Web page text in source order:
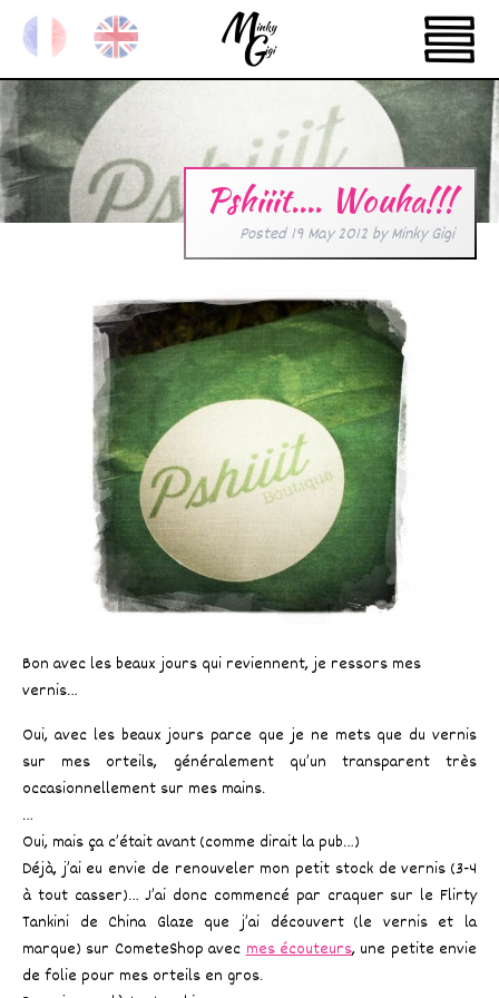
Pshiiit…. Wouha!!!
Posted19 May 2012 byMinky Gigi
Bon avec les beaux jours qui reviennent, je ressors mes
vernis…
Oui, avec les beaux jours parce que je ne mets que du vernis
sur mes orteils, généralement qu’un transparent très
occasionnellement sur mes mains.
…
Oui, mais ça c’était avant (comme dirait la pub…)
Déjà, j’ai eu envie de renouveler mon petit stock de vernis (3-4
à tout casser)… J’ai donc commencé par craquer sur le Flirty
Tankini de China Glaze que j’ai découvert (le vernis et la
marque) sur CometeShop avecmes écouteurs, une petite envie
de folie pour mes orteils en gros.